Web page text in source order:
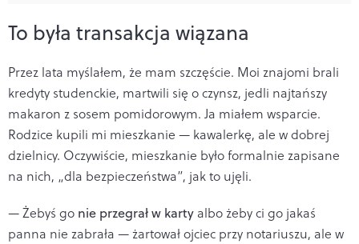
To była transakcja wiązana
Przez lata myślałem, że mam szczęście. Moi znajomi brali
kredyty studenckie, martwili się o czynsz, jedli najtańszy
makaron z sosem pomidorowym. Ja miałem wsparcie.
Rodzice kupili mi mieszkanie — kawalerkę, ale w dobrej
dzielnicy. Oczywiście, mieszkanie było formalnie zapisane
na nich, „dla bezpieczeństwa”, jak to ujęli.
— Żebyś go nie przegrał w karty albo żeby ci go jakaś
panna nie zabrała — żartował ojciec przy notariuszu, ale w